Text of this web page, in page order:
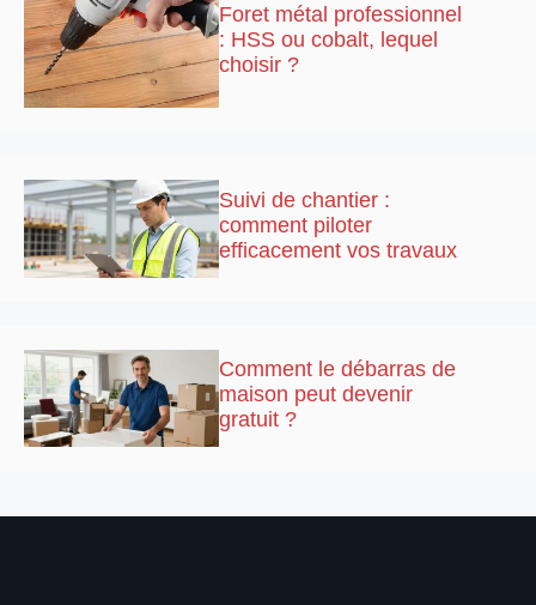
Foret métal professionnel
: HSS ou cobalt, lequel
choisir ?
Suivi de chantier :
comment piloter
efficacement vos travaux
Comment le débarras de
maison peut devenir
gratuit ?